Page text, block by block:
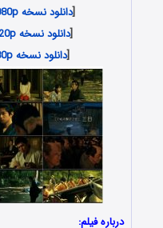
[دانلود نسخه 1080p با حجم 3.53 گیگابایت
[دانلود نسخه 720p با حجم 2.29 گیگابایت
[دانلود نسخه 480p با حجم 866 مگابایت
درباره فیلم: